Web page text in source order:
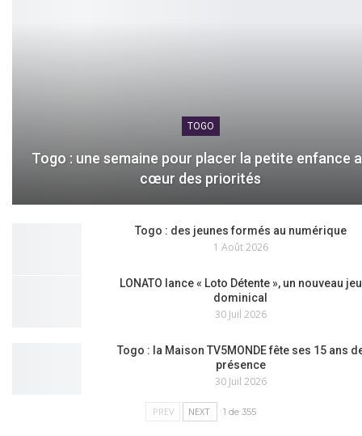
TOGO
Togo : une semaine pour placer la petite enfance
cœur des priorités
Togo : des jeunes formés au numérique
1 Août 2026
LONATO lance « Loto Détente », un nouveau jeu
dominical
30 Juil 2026
Togo : la Maison TV5MONDE fête ses 15 ans
présence
30 Juil 2026
PREV NEXT 1 de 355